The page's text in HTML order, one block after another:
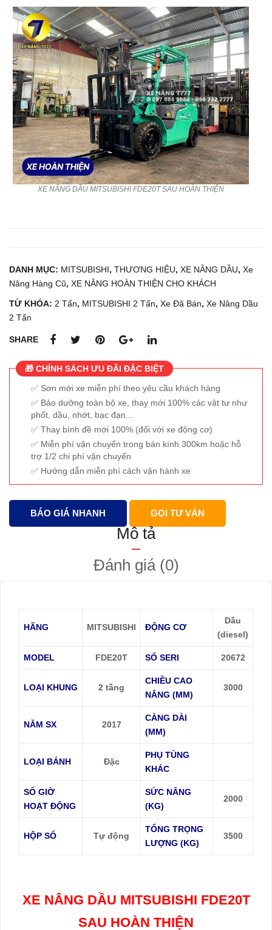
HI
FD
E20
XE NÂNG DẦU MITSUBISHI FDE20T SAU HOÀN THIỆN
DANH MỤC: MITSUBISHI, THƯƠNG HIỆU, XE NÂNG DẦU, Xe
Nâng Hàng Cũ, XE NÂNG HOÀN THIỆN CHO KHÁCH
TỪ KHÓA: 2 Tấn, MITSUBISHI 2 Tấn, Xe Đã Bán, Xe Nâng Dầu
2 Tấn
SHARE
🎁 CHÍNH SÁCH ƯU ĐÃI ĐẶC BIỆT
Sơn mới xe miễn phí theo yêu cầu khách hàng
Bảo dưỡng toàn bộ xe, thay mới 100% các vật tư như
phốt, dầu, nhớt, bạc đạn...
Thay bình đề mới 100% (đối với xe động cơ)
Miễn phí vận chuyển trong bán kính 300km hoặc hỗ
trợ 1/2 chi phí vận chuyển
Hướng dẫn miễn phí cách vận hành xe
BÁO GIÁ NHANH GỌI TƯ VẤN
Mô tả
Đánh giá (0)
HÃNG MITSUBISHI ĐỘNG CƠ
Dầu
(diesel)
MODEL FDE20T SỐ SERI 20672
LOẠI KHUNG 2 tầng
CHIỀU CAO
NÂNG (MM)
3000
NĂM SX 2017
CÀNG DÀI
(MM)
LOẠI BÁNH Đặc
PHỤ TÙNG
KHÁC
SỐ GIỜ
HOẠT ĐỘNG
SỨC NÂNG
(KG)
2000
HỘP SỐ Tự động
TỔNG TRỌNG
LƯỢNG (KG)
3500
XE NÂNG DẦU MITSUBISHI FDE20T
SAU HOÀN THIỆN